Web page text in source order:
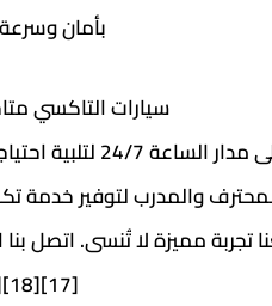
بأمان
سيارات التاكسي
تعمل مشاوير
والمدرب لتوفير خدمة
مميزة لا تُنسى. اتصل بنا
[17][18][19][20]